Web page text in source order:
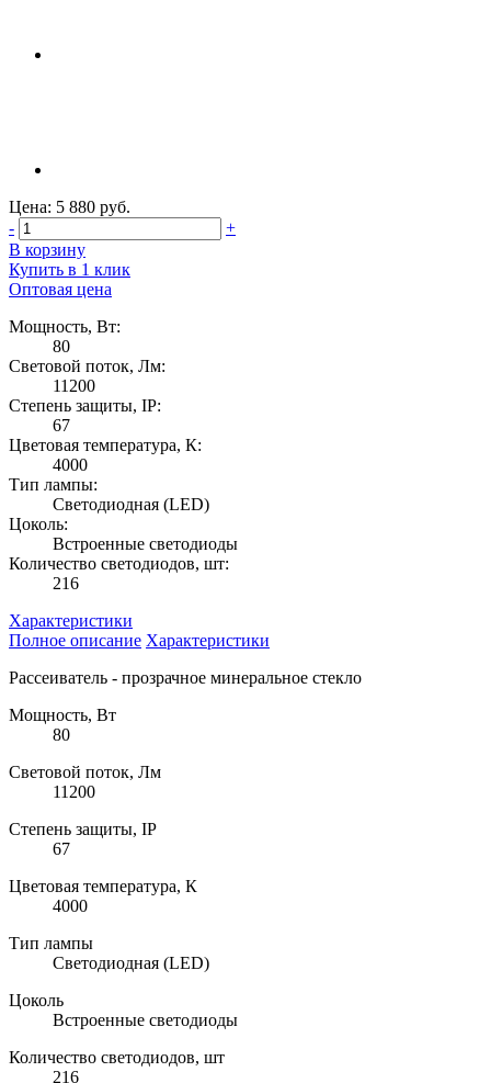
Цена: 5 880 руб.
-
+
В корзину
Купить в 1 клик
Оптовая цена
Мощность, Вт:
80
Световой поток, Лм:
11200
Степень защиты, IP:
67
Цветовая температура, К:
4000
Тип лампы:
Светодиодная (LED)
Цоколь:
Встроенные светодиоды
Количество светодиодов, шт:
216
Характеристики
Полное описание Характеристики
Рассеиватель - прозрачное минеральное стекло
Мощность, Вт
80
Световой поток, Лм
11200
Степень защиты, IP
67
Цветовая температура, К
4000
Тип лампы
Светодиодная (LED)
Цоколь
Встроенные светодиоды
Количество светодиодов, шт
216